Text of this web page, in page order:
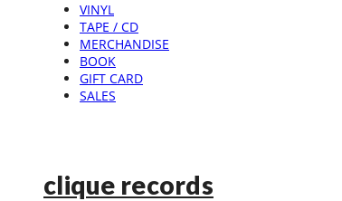
VINYL
TAPE / CD
MERCHANDISE
BOOK
GIFT CARD
SALES
clique records